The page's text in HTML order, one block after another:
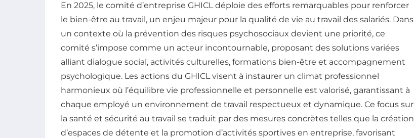
En 2025, le comité d’entreprise GHICL déploie des efforts remarquables pour renforcer
le bien-être au travail, un enjeu majeur pour la qualité de vie au travail des salariés. Dans
un contexte où la prévention des risques psychosociaux devient une priorité, ce
comité s’impose comme un acteur incontournable, proposant des solutions variées
alliant dialogue social, activités culturelles, formations bien-être et accompagnement
psychologique. Les actions du GHICL visent à instaurer un climat professionnel
harmonieux où l’équilibre vie professionnelle et personnelle est valorisé, garantissant à
chaque employé un environnement de travail respectueux et dynamique. Ce focus sur
la santé et sécurité au travail se traduit par des mesures concrètes telles que la création
d’espaces de détente et la promotion d’activités sportives en entreprise, favorisant